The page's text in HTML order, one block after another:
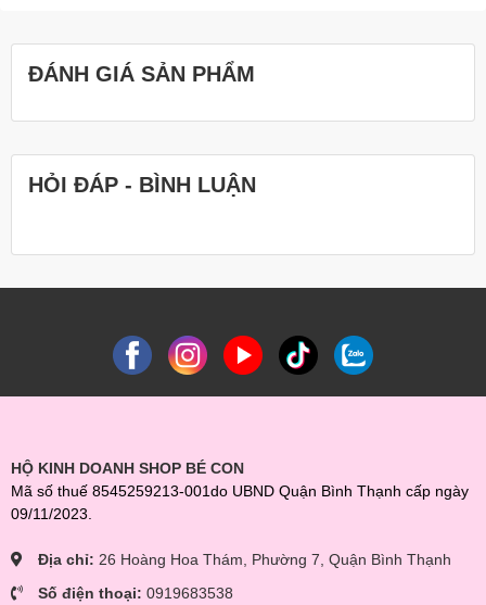
ĐÁNH GIÁ SẢN PHẨM
HỎI ĐÁP - BÌNH LUẬN
HỘ KINH DOANH SHOP BÉ CON
Mã số thuế 8545259213-001do UBND Quận Bình Thạnh cấp ngày
09/11/2023.
Địa chỉ: 26 Hoàng Hoa Thám, Phường 7, Quận Bình Thạnh
Số điện thoại: 0919683538